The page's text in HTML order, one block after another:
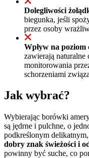
Dolegliwości
biegunka, jeśli
przez osoby
Wpływ na
zawierają
monitorowania
schorzeniami
Jak wybrać?
Wybierając borówki
są jędrne i pulchne, o
podkreślonym
dobry znak świeżości i
powinny być suche, co